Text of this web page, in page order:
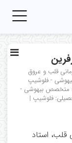
قلب و عروق
- فلوشیپ
متخصص بیهوشی -
فلوشیپ |
استاد